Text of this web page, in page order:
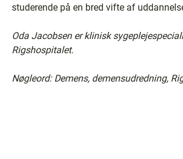
studerende på en bred vifte af
Oda Jacobsen er klinisk
Rigshospitalet.
Nøgleord: Demens, demensudredning,